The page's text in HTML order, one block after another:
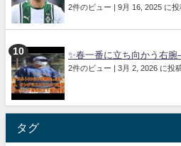
2件のビュー 9月 16, 2025 に
✨春一番に立ち向かう右
2件のビュー 3月 2, 2026 に投
タグ